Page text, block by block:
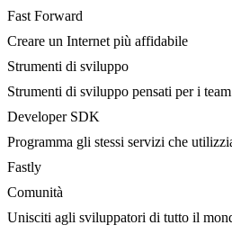
Fast Forward
Creare un Internet più affidabile
Strumenti di sviluppo
Strumenti di sviluppo pensati per i
Developer SDK
Programma gli stessi servizi che
Fastly
Comunità
Unisciti agli sviluppatori di tutto il